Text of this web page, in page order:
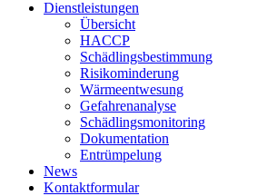
Dienstleistungen
Übersicht
HACCP
Schädlingsbestimmung
Risikominderung
Wärmeentwesung
Gefahrenanalyse
Schädlingsmonitoring
Dokumentation
Entrümpelung
News
Kontaktformular